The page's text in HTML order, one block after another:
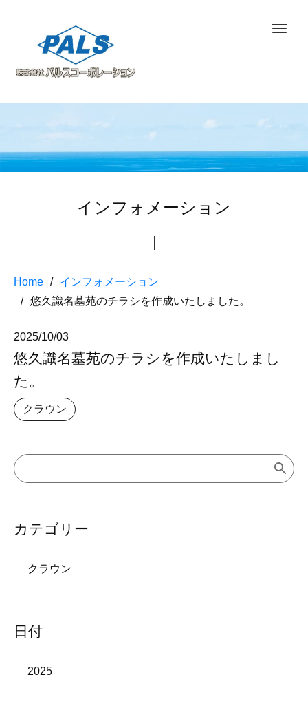
インフォメーション
Home
インフォメーション
悠久識名墓苑のチラシを作成いたしました。
2025/10/03
悠久識名墓苑のチラシを作成いたしまし
た。
クラウン
カテゴリー
クラウン
日付
2025